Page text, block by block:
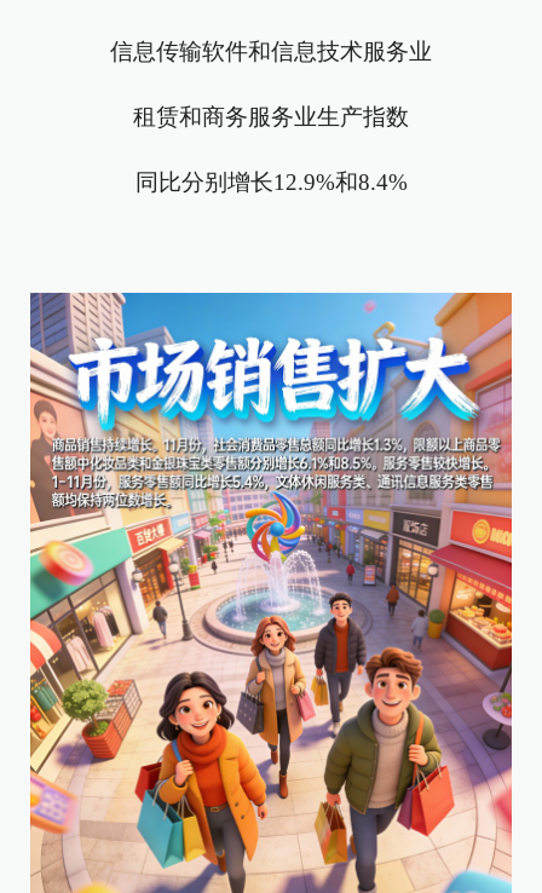
信息传输软件和信息技术服务业
租赁和商务服务业生产指数
同比分别增长12.9%和8.4%